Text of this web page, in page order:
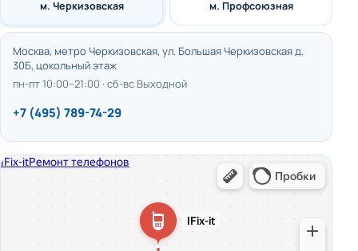
м. Черкизовская
Москва, метро Черкизовская, ул. Большая Черкизовская д.
30Б, цокольный этаж
пн-пт 10:00–21:00 · сб-вс Выходной
+7 (495) 789-74-29
м. Профсоюзная